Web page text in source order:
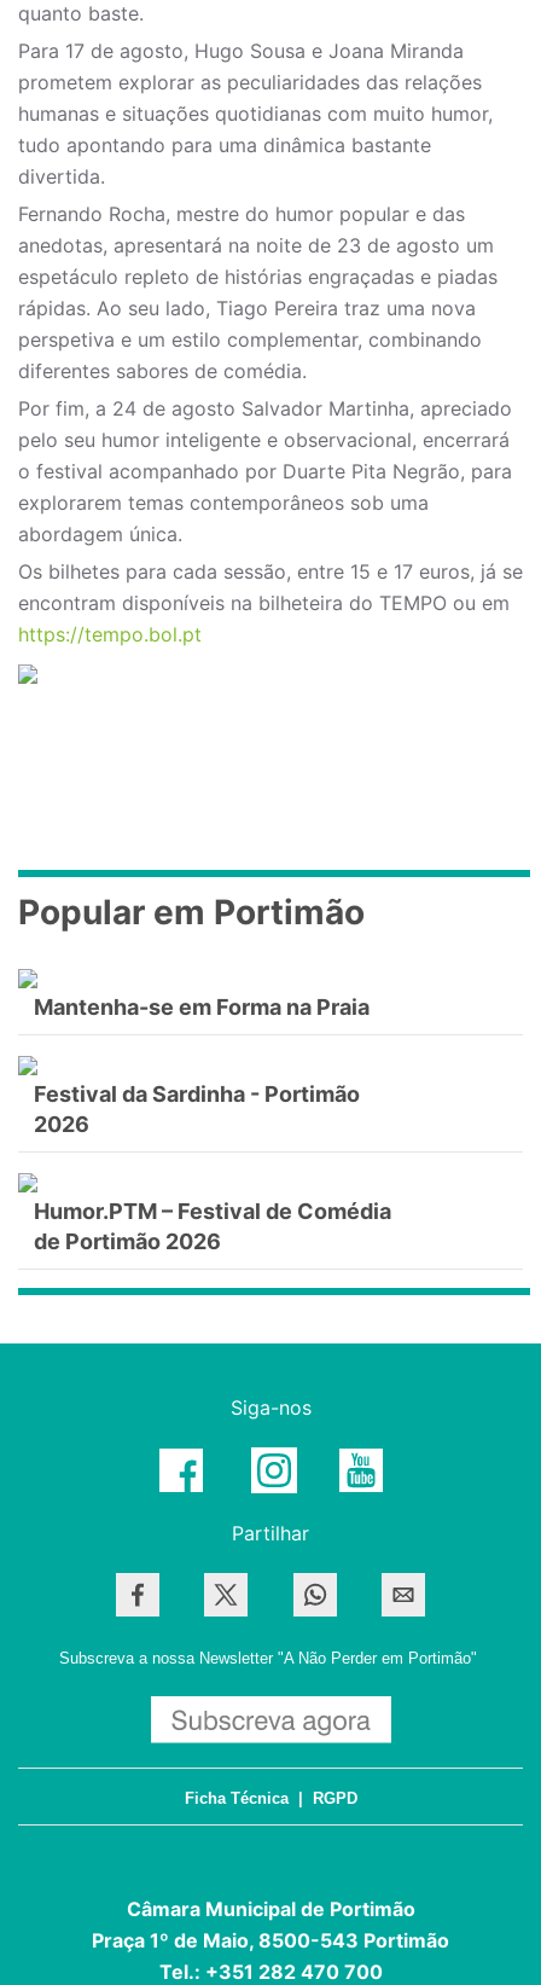
quanto baste.
Para 17 de agosto, Hugo Sousa e Joana Miranda
prometem explorar as peculiaridades das relações
humanas e situações quotidianas com muito humor,
tudo apontando para uma dinâmica bastante
divertida.
Fernando Rocha, mestre do humor popular e das
anedotas, apresentará na noite de 23 de agosto um
espetáculo repleto de histórias engraçadas e piadas
rápidas. Ao seu lado, Tiago Pereira traz uma nova
perspetiva e um estilo complementar, combinando
diferentes sabores de comédia.
Por fim, a 24 de agosto Salvador Martinha, apreciado
pelo seu humor inteligente e observacional, encerrará
o festival acompanhado por Duarte Pita Negrão, para
explorarem temas contemporâneos sob uma
abordagem única.
Os bilhetes para cada sessão, entre 15 e 17 euros, já se
encontram disponíveis na bilheteira do TEMPO ou em
https://tempo.bol.pt
Popular em Portimão
Mantenha-se em Forma na Praia
Festival da Sardinha - Portimão
2026
Humor.PTM – Festival de Comédia
de Portimão 2026
Siga-nos
Partilhar
Subscreva a nossa Newsletter "A Não Perder em Portimão"
Ficha Técnica| RGPD
Câmara Municipal de Portimão
Praça 1º de Maio, 8500-543 Portimão
Tel.: +351 282 470 700